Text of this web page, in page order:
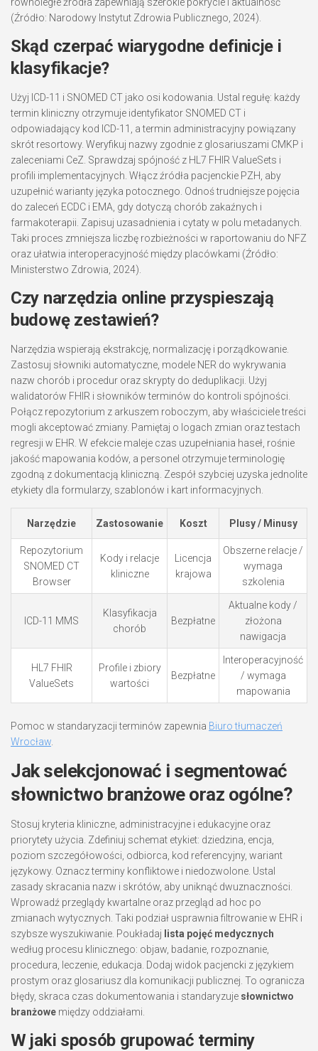
(Źródło: Narodowy Instytut Zdrowia Publicznego, 2024).
Skąd czerpać wiarygodne definicje i
klasyfikacje?
Użyj ICD-11 i SNOMED CT jako osi kodowania. Ustal regułę: każdy
termin kliniczny otrzymuje identyfikator SNOMED CT i
odpowiadający kod ICD-11, a termin administracyjny powiązany
skrót resortowy. Weryfikuj nazwy zgodnie z glosariuszami CMKP i
zaleceniami CeZ. Sprawdzaj spójność z HL7 FHIR ValueSets i
profili implementacyjnych. Włącz źródła pacjenckie PZH, aby
uzupełnić warianty języka potocznego. Odnoś trudniejsze pojęcia
do zaleceń ECDC i EMA, gdy dotyczą chorób zakaźnych i
farmakoterapii. Zapisuj uzasadnienia i cytaty w polu metadanych.
Taki proces zmniejsza liczbę rozbieżności w raportowaniu do NFZ
oraz ułatwia interoperacyjność między placówkami (Źródło:
Ministerstwo Zdrowia, 2024).
Czy narzędzia online przyspieszają
budowę zestawień?
Narzędzia wspierają ekstrakcję, normalizację i porządkowanie.
Zastosuj słowniki automatyczne, modele NER do wykrywania
nazw chorób i procedur oraz skrypty do deduplikacji. Użyj
walidatorów FHIR i słowników terminów do kontroli spójności.
Połącz repozytorium z arkuszem roboczym, aby właściciele treści
mogli akceptować zmiany. Pamiętaj o logach zmian oraz testach
regresji w EHR. W efekcie maleje czas uzupełniania haseł, rośnie
jakość mapowania kodów, a personel otrzymuje terminologię
zgodną z dokumentacją kliniczną. Zespół szybciej uzyska jednolite
etykiety dla formularzy, szablonów i kart informacyjnych.
Narzędzie Zastosowanie Koszt Plusy / Minusy
Repozytorium
SNOMED CT
Browser
Kody i relacje
kliniczne
Licencja
krajowa
Obszerne relacje /
wymaga
szkolenia
ICD-11 MMS
Klasyfikacja
chorób
Bezpłatne
Aktualne kody /
złożona
nawigacja
HL7 FHIR
ValueSets
Profile i zbiory
wartości
Bezpłatne
Interoperacyjność
/ wymaga
mapowania
Pomoc w standaryzacji terminów zapewnia Biuro tłumaczeń
Wrocław
Jak selekcjonować i segmentować
słownictwo branżowe oraz ogólne?
Stosuj kryteria kliniczne, administracyjne i edukacyjne oraz
priorytety użycia. Zdefiniuj schemat etykiet: dziedzina, encja,
poziom szczegółowości, odbiorca, kod referencyjny, wariant
językowy. Oznacz terminy konfliktowe i niedozwolone. Ustal
zasady skracania nazw i skrótów, aby uniknąć dwuznaczności.
Wprowadź przeglądy kwartalne oraz przegląd ad hoc po
zmianach wytycznych. Taki podział usprawnia filtrowanie w EHR i
szybsze wyszukiwanie. Poukładaj lista pojęć medycznych
według procesu klinicznego: objaw, badanie, rozpoznanie,
procedura, leczenie, edukacja. Dodaj widok pacjencki z językiem
prostym oraz glosariusz dla komunikacji publicznej. To ogranicza
błędy, skraca czas dokumentowania i standaryzuje słownictwo
branżowe między oddziałami.
W jaki sposób grupować terminy